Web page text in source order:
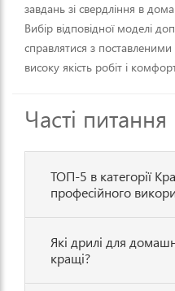
завдань зі свердління в
Вибір відповідної моделі
справлятися з
високу якість робіт і
Часті питання
ТОП-5 в категорії
професійного
Які дрилі для
кращі?